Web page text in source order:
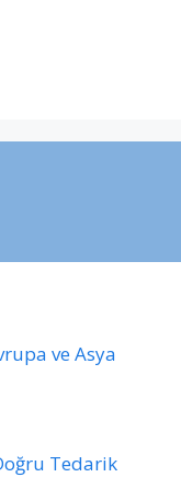
ve Asya
Tedarik